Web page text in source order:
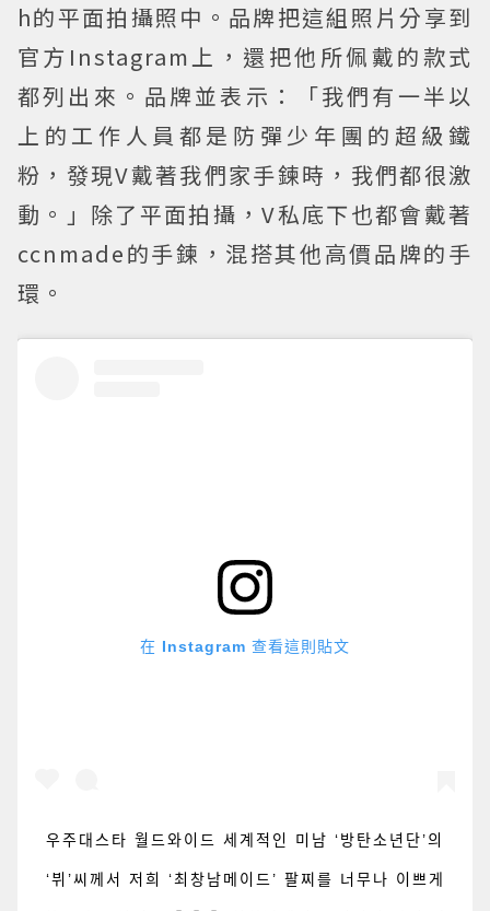
h的平面拍攝照中。品牌把這組照片分享到
官方Instagram上，還把他所佩戴的款式
都列出來。品牌並表示：「我們有一半以
上的工作人員都是防彈少年團的超級鐵
粉，發現V戴著我們家手鍊時，我們都很激
動。」除了平面拍攝，V私底下也都會戴著
ccnmade的手鍊，混搭其他高價品牌的手
環。
在 Instagram 查看這則貼文
우주대스타 월드와이드 세계적인 미남 ‘방탄소년단’의
‘뷔’씨께서 저희 ‘최창남메이드’ 팔찌를 너무나 이쁘게